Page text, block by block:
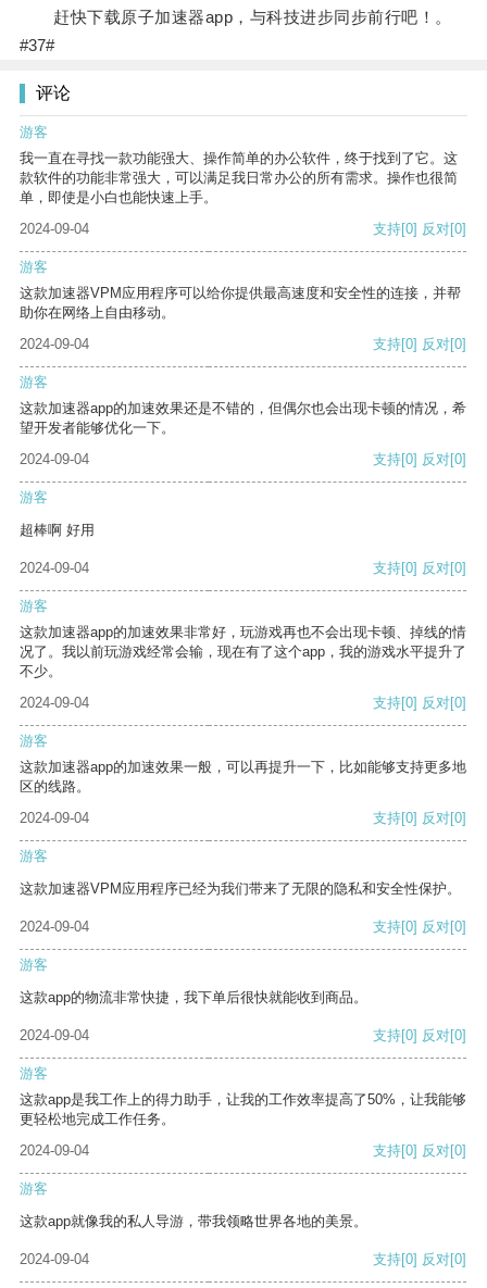
赶快下载原子加速器app，与科技进步同步前行吧！。
#37#
评论
游客
我一直在寻找一款功能强大、操作简单的办公软件，终于找到了它。这
款软件的功能非常强大，可以满足我日常办公的所有需求。操作也很简
单，即使是小白也能快速上手。
2024-09-04
支持[0] 反对[0]
游客
这款加速器VPM应用程序可以给你提供最高速度和安全性的连接，并帮
助你在网络上自由移动。
2024-09-04
支持[0] 反对[0]
游客
这款加速器app的加速效果还是不错的，但偶尔也会出现卡顿的情况，希
望开发者能够优化一下。
2024-09-04
支持[0] 反对[0]
游客
超棒啊 好用
2024-09-04 支持[0] 反对[0]
游客
这款加速器app的加速效果非常好，玩游戏再也不会出现卡顿、掉线的情
况了。我以前玩游戏经常会输，现在有了这个app，我的游戏水平提升了
不少。
2024-09-04
支持[0] 反对[0]
游客
这款加速器app的加速效果一般，可以再提升一下，比如能够支持更多地
区的线路。
2024-09-04
支持[0] 反对[0]
游客
这款加速器VPM应用程序已经为我们带来了无限的隐私和安全性保护。
2024-09-04 支持[0] 反对[0]
游客
这款app的物流非常快捷，我下单后很快就能收到商品。
2024-09-04 支持[0] 反对[0]
游客
这款app是我工作上的得力助手，让我的工作效率提高了50%，让我能够
更轻松地完成工作任务。
2024-09-04
支持[0] 反对[0]
游客
这款app就像我的私人导游，带我领略世界各地的美景。
2024-09-04 支持[0] 反对[0]